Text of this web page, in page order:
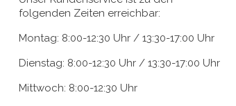
folgenden Zeiten erreichbar:
Montag: 8:00-12:30 Uhr / 13:30-17:00 Uhr
Dienstag: 8:00-12:30 Uhr / 13:30-17:00 Uhr
Mittwoch: 8:00-12:30 Uhr